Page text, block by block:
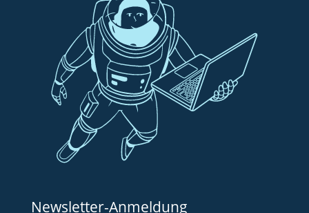
Newsletter-Anmeldung